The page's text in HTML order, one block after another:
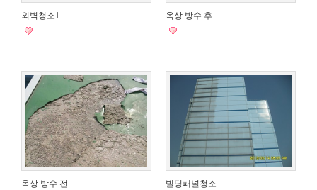
외벽청소1 옥상 방수 후
옥상 방수 전 빌딩패널청소